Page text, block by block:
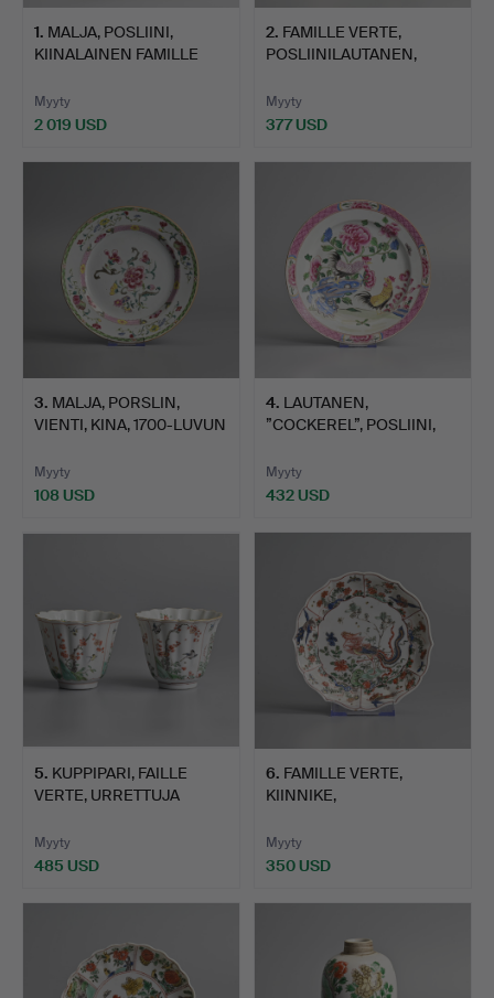
1. MALJA, POSLIINI,
KIINALAINEN FAMILLE
Myyty
2 019 USD
2. FAMILLE VERTE,
POSLIINILAUTANEN,
Myyty
377 USD
3. MALJA, PORSLIN,
VIENTI, KINA, 1700-LUVUN
Myyty
108 USD
4. LAUTANEN,
”COCKEREL”, POSLIINI,
Myyty
432 USD
5. KUPPIPARI, FAILLE
VERTE, URRETTUJA
Myyty
485 USD
6. FAMILLE VERTE,
KIINNIKE,
Myyty
350 USD